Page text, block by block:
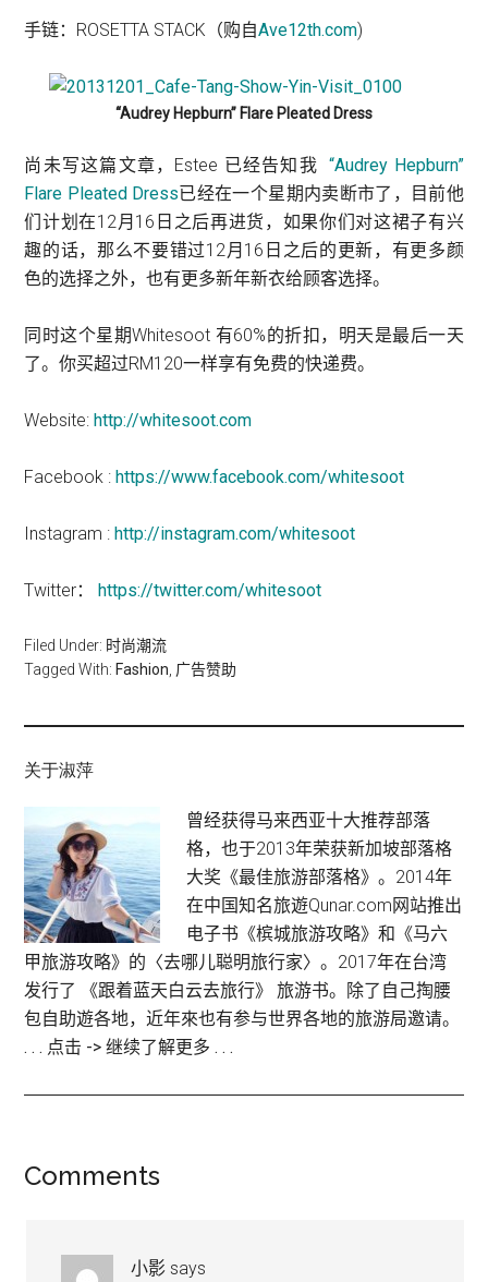
手链：ROSETTA STACK（购自Ave12th.com)
“Audrey Hepburn” Flare Pleated Dress
尚未写这篇文章，Estee 已经告知我“Audrey Hepburn”
Flare Pleated Dress已经在一个星期内卖断市了，目前他
们计划在12月16日之后再进货，如果你们对这裙子有兴
趣的话，那么不要错过12月16日之后的更新，有更多颜
色的选择之外，也有更多新年新衣给顾客选择。
同时这个星期Whitesoot 有60%的折扣，明天是最后一天
了。你买超过RM120一样享有免费的快递费。
Website:http://whitesoot.com
Facebook :https://www.facebook.com/whitesoot
Instagram :http://instagram.com/whitesoot
Twitter： https://twitter.com/whitesoot
Filed Under: 时尚潮流
Tagged With: Fashion 广告赞助
关于淑萍
曾经获得马来西亚十大推荐部落
格，也于2013年荣获新加坡部落格
大奖《最佳旅游部落格》。2014年
在中国知名旅遊Qunar.com网站推出
电子书《槟城旅游攻略》和《马六
甲旅游攻略》的〈去哪儿聪明旅行家〉。2017年在台湾
发行了 《跟着蓝天白云去旅行》 旅游书。除了自己掏腰
包自助遊各地，近年來也有参与世界各地的旅游局邀请。
. . . 点击 -> 继续了解更多 . . .
Reader
Comments
小影 says